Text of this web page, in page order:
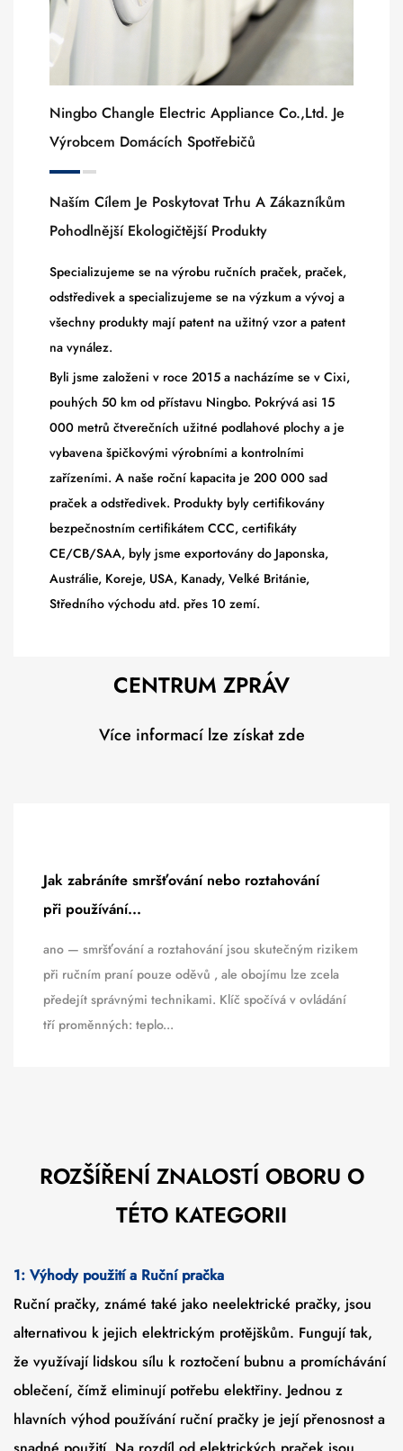
Ningbo Changle Electric Appliance Co.,ltd. Je
Výrobcem Domácích Spotřebičů
Naším Cílem Je Poskytovat Trhu A Zákazníkům
Pohodlnější Ekologičtější Produkty
Specializujeme se na výrobu ručních praček, praček,
odstředivek a specializujeme se na výzkum a vývoj a
všechny produkty mají patent na užitný vzor a patent
na vynález.
Byli jsme založeni v roce 2015 a nacházíme se v Cixi,
pouhých 50 km od přístavu Ningbo. Pokrývá asi 15
000 metrů čtverečních užitné podlahové plochy a je
vybavena špičkovými výrobními a kontrolními
zařízeními. A naše roční kapacita je 200 000 sad
praček a odstředivek. Produkty byly certifikovány
bezpečnostním certifikátem CCC, certifikáty
CE/CB/SAA, byly jsme exportovány do Japonska,
Austrálie, Koreje, USA, Kanady, Velké Británie,
Středního východu atd. přes 10 zemí.
CENTRUM ZPRÁV
Více informací lze získat zde
Jak zabráníte smršťování nebo roztahování
při používání...
ano — smršťování a roztahování jsou skutečným rizikem
při ručním praní pouze oděvů , ale obojímu lze zcela
předejít správnými technikami. Klíč spočívá v ovládání
tří proměnných: teplo...
ROZŠÍŘENÍ ZNALOSTÍ OBORU O
TÉTO KATEGORII
1: Výhody použití a Ruční pračka
Ruční pračky, známé také jako neelektrické pračky, jsou
alternativou k jejich elektrickým protějškům. Fungují tak,
že využívají lidskou sílu k roztočení bubnu a promíchávání
oblečení, čímž eliminují potřebu elektřiny. Jednou z
hlavních výhod používání ruční pračky je její přenosnost a